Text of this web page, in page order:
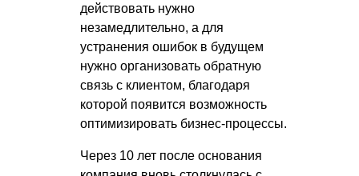
действовать нужно
незамедлительно, а для
устранения ошибок в будущем
нужно организовать обратную
связь с клиентом, благодаря
которой появится возможность
оптимизировать бизнес-процессы.
Через 10 лет после основания